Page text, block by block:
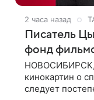
2 часа назад
Писатель
фонд
НОВОСИБИРСК,
кинокартин о
следует